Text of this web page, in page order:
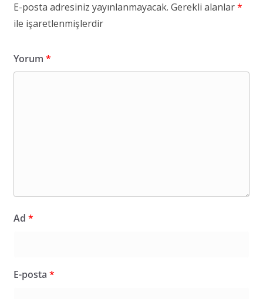
E-posta adresiniz yayınlanmayacak. Gerekli alanlar*
ile işaretlenmişlerdir
Yorum *
Ad *
E-posta *